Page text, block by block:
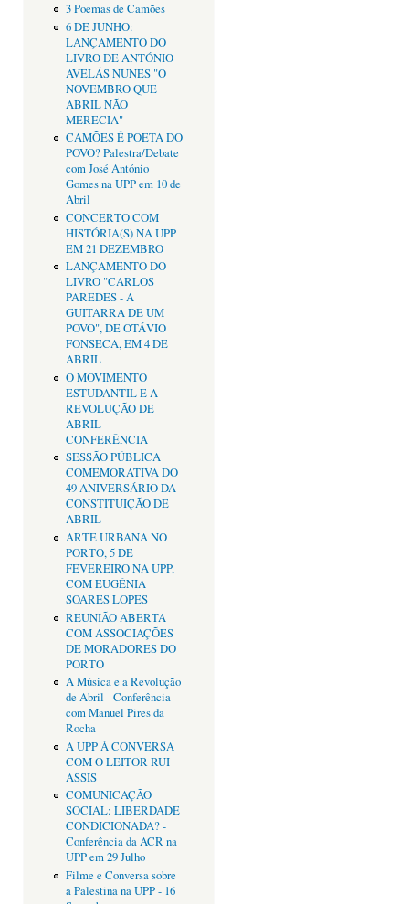
3 Poemas de Camões
6 DE JUNHO:
LANÇAMENTO DO
LIVRO DE ANTÓNIO
AVELÃS NUNES "O
NOVEMBRO QUE
ABRIL NÃO
MERECIA"
CAMÕES É POETA DO
POVO? Palestra/Debate
com José António
Gomes na UPP em 10 de
Abril
CONCERTO COM
HISTÓRIA(S) NA UPP
EM 21 DEZEMBRO
LANÇAMENTO DO
LIVRO "CARLOS
PAREDES - A
GUITARRA DE UM
POVO", DE OTÁVIO
FONSECA, EM 4 DE
ABRIL
O MOVIMENTO
ESTUDANTIL E A
REVOLUÇÃO DE
ABRIL -
CONFERÊNCIA
SESSÃO PÚBLICA
COMEMORATIVA DO
49 ANIVERSÁRIO DA
CONSTITUIÇÃO DE
ABRIL
ARTE URBANA NO
PORTO, 5 DE
FEVEREIRO NA UPP,
COM EUGÉNIA
SOARES LOPES
REUNIÃO ABERTA
COM ASSOCIAÇÕES
DE MORADORES DO
PORTO
A Música e a Revolução
de Abril - Conferência
com Manuel Pires da
Rocha
A UPP À CONVERSA
COM O LEITOR RUI
ASSIS
COMUNICAÇÃO
SOCIAL: LIBERDADE
CONDICIONADA? -
Conferência da ACR na
UPP em 29 Julho
Filme e Conversa sobre
a Palestina na UPP - 16